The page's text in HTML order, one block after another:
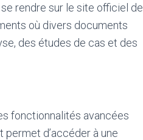
rendre sur le site officiel de
où divers documents
des études de cas et des
fonctionnalités avancées
d’accéder à une